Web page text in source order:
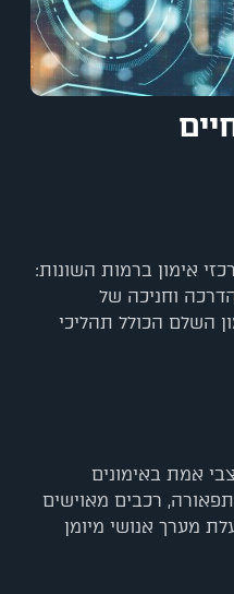
אימון ברמות השונות:
וחניכה של
השלם הכולל תהליכי
אמת באימונים
רכבים מאוישים
מערך אנושי מיומן